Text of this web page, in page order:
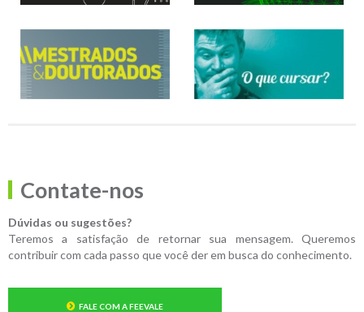
Contate-nos
Dúvidas ou sugestões?
Teremos a satisfação de retornar sua mensagem. Queremos
contribuir com cada passo que você der em busca do conhecimento.
FALE COM A FEEVALE